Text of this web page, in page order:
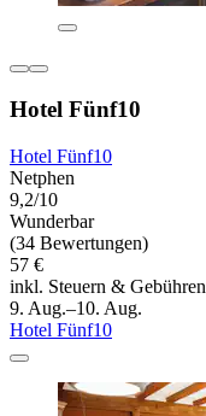
Hotel Fünf10
Hotel Fünf10
Netphen
9,2/10
Wunderbar
(34 Bewertungen)
57 €
inkl. Steuern & Gebühren
9. Aug.–10. Aug.
Hotel Fünf10